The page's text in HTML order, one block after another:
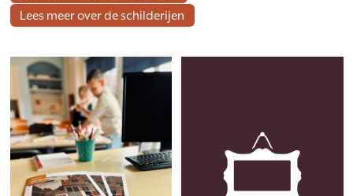
Lees meer over de schilderijen